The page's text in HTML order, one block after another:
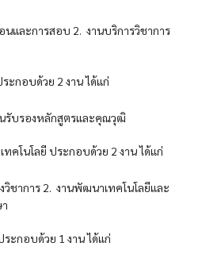
นและการสอบ 2. งานบริการวิชาการ
ะกอบด้วย 2 งาน ได้แก่
รับรองหลักสูตรและคุณวุฒิ
คโนโลยี ประกอบด้วย 2 งาน ได้แก่
ชาการ 2. งานพัฒนาเทคโนโลยีและ
ะกอบด้วย 1 งาน ได้แก่